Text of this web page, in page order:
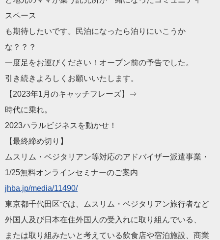
スペース
も期待したいです。民泊になったら泊りにいこうか
な？？？
一度足をお運びください！オープン前の予告でした。
引き続きよろしくお願いいたします。
【2023年1月のキャッチフレーズ】⇒
時代に乗れ。
2023ハラルビジネスを動かせ！
【最終締め切り】
ムスリム・ベジタリアン等対応のアドバイザー派遣事業・
1/25無料オンラインセミナーのご案内
jhba.jp/media/11490/
東京都千代田区では、ムスリム・ベジタリアン旅行者など
外国人及び日本在住外国人の受入れに取り組んでいる、
または取り組みたいと考えている飲食店や宿泊施設、商業